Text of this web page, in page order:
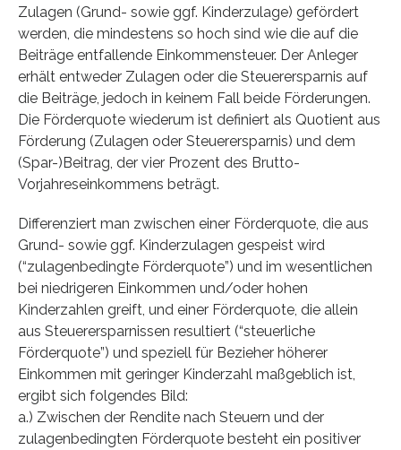
Zulagen (Grund- sowie ggf. Kinderzulage) gefördert
werden, die mindestens so hoch sind wie die auf die
Beiträge entfallende Einkommensteuer. Der Anleger
erhält entweder Zulagen oder die Steuerersparnis auf
die Beiträge, jedoch in keinem Fall beide Förderungen.
Die Förderquote wiederum ist definiert als Quotient aus
Förderung (Zulagen oder Steuerersparnis) und dem
(Spar-)Beitrag, der vier Prozent des Brutto-
Vorjahreseinkommens beträgt.
Differenziert man zwischen einer Förderquote, die aus
Grund- sowie ggf. Kinderzulagen gespeist wird
(“zulagenbedingte Förderquote”) und im wesentlichen
bei niedrigeren Einkommen und/oder hohen
Kinderzahlen greift, und einer Förderquote, die allein
aus Steuerersparnissen resultiert (“steuerliche
Förderquote”) und speziell für Bezieher höherer
Einkommen mit geringer Kinderzahl maßgeblich ist,
ergibt sich folgendes Bild:
a.) Zwischen der Rendite nach Steuern und der
zulagenbedingten Förderquote besteht ein positiver